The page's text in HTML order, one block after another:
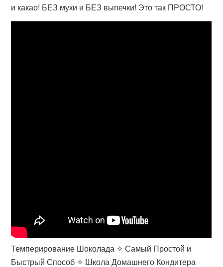
и какао! БЕЗ муки и БЕЗ выпечки! Это так ПРОСТО!
Темперирование Шоколада ✧ Самый Простой и
Быстрый Способ ✧ Школа Домашнего Кондитера